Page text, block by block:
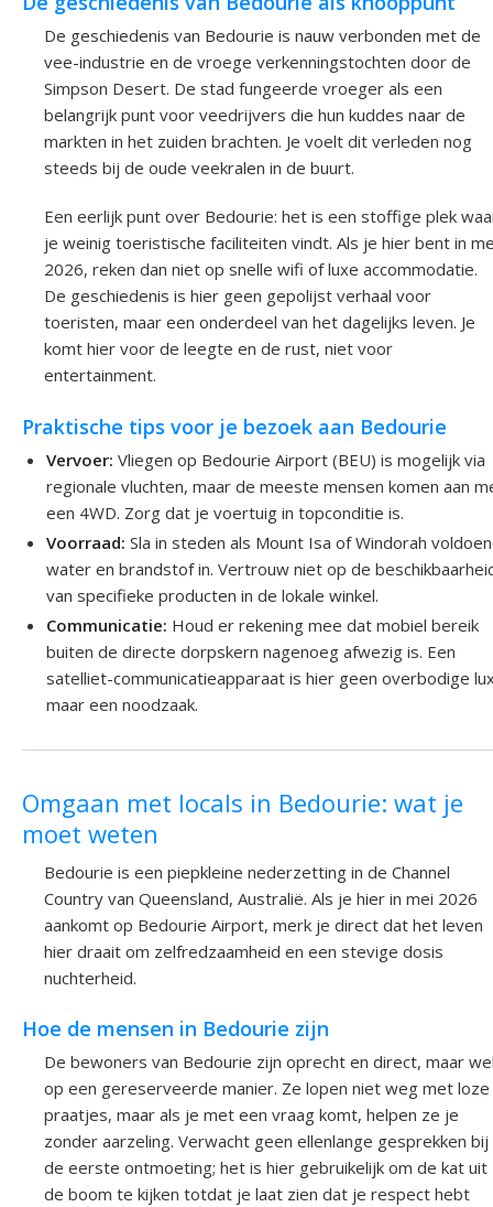
De geschiedenis van Bedourie is nauw verbonden met de
vee-industrie en de vroege verkenningstochten door de
Simpson Desert. De stad fungeerde vroeger als een
belangrijk punt voor veedrijvers die hun kuddes naar de
markten in het zuiden brachten. Je voelt dit verleden nog
steeds bij de oude veekralen in de buurt.
Een eerlijk punt over Bedourie: het is een stoffige plek
je weinig toeristische faciliteiten vindt. Als je hier bent in
2026, reken dan niet op snelle wifi of luxe accommodatie.
De geschiedenis is hier geen gepolijst verhaal voor
toeristen, maar een onderdeel van het dagelijks leven. Je
komt hier voor de leegte en de rust, niet voor
entertainment.
Praktische tips voor je bezoek aan Bedourie
Vervoer: Vliegen op Bedourie Airport (BEU) is mogelijk via
regionale vluchten, maar de meeste mensen komen aan
een 4WD. Zorg dat je voertuig in topconditie is.
Voorraad: Sla in steden als Mount Isa of Windorah
water en brandstof in. Vertrouw niet op de
van specifieke producten in de lokale winkel.
Communicatie: Houd er rekening mee dat mobiel bereik
buiten de directe dorpskern nagenoeg afwezig is. Een
satelliet-communicatieapparaat is hier geen overbodige
maar een noodzaak.
Omgaan met locals in Bedourie: wat je
moet weten
Bedourie is een piepkleine nederzetting in de Channel
Country van Queensland, Australië. Als je hier in mei 2026
aankomt op Bedourie Airport, merk je direct dat het leven
hier draait om zelfredzaamheid en een stevige dosis
nuchterheid.
Hoe de mensen in Bedourie zijn
De bewoners van Bedourie zijn oprecht en direct, maar
op een gereserveerde manier. Ze lopen niet weg met loze
praatjes, maar als je met een vraag komt, helpen ze je
zonder aarzeling. Verwacht geen ellenlange gesprekken bij
de eerste ontmoeting; het is hier gebruikelijk om de kat uit
de boom te kijken totdat je laat zien dat je respect hebt